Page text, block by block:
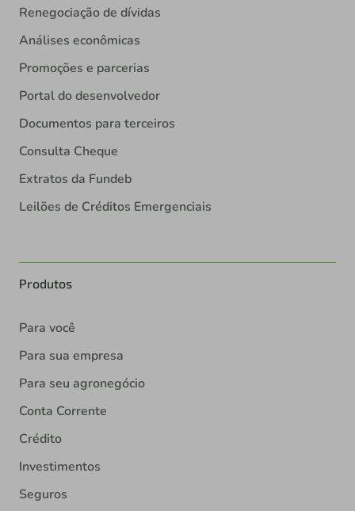
Renegociação de dívidas
Análises econômicas
Promoções e parcerias
Portal do desenvolvedor
Documentos para terceiros
Consulta Cheque
Extratos da Fundeb
Leilões de Créditos Emergenciais
Produtos
Para você
Para sua empresa
Para seu agronegócio
Conta Corrente
Crédito
Investimentos
Seguros